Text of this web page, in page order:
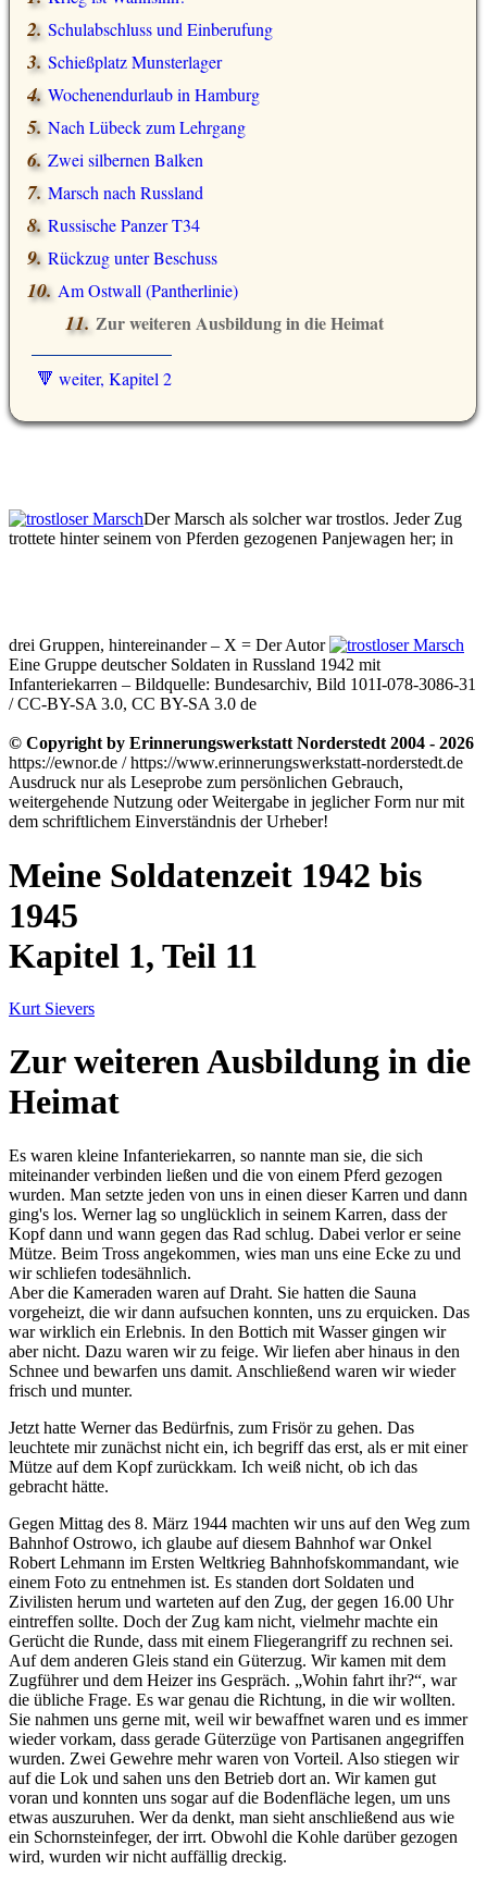
Schulabschluss und Einberufung
Schießplatz Munsterlager
Wochenendurlaub in Hamburg
Nach Lübeck zum Lehrgang
Zwei silbernen Balken
Marsch nach Russland
Russische Panzer T34
Rückzug unter Beschuss
Am Ostwall (Pantherlinie)
Zur weiteren Ausbildung in die Heimat
🔻 weiter, Kapitel 2
Der Marsch als solcher war trostlos. Jeder Zug
trottete hinter seinem von Pferden gezogenen Panjewagen her; in
drei Gruppen, hintereinander – X = Der Autor
Eine Gruppe deutscher Soldaten in Russland 1942 mit
Infanteriekarren – Bildquelle: Bundesarchiv, Bild 101I-078-3086-31
/ CC-BY-SA 3.0, CC BY-SA 3.0 de
© Copyright by Erinnerungswerkstatt Norderstedt 2004 - 2026
https://ewnor.de / https://www.erinnerungswerkstatt-norderstedt.de
Ausdruck nur als Leseprobe zum persönlichen Gebrauch,
weitergehende Nutzung oder Weitergabe in jeglicher Form nur mit
dem schriftlichem Einverständnis der Urheber!
Meine Soldatenzeit 1942 bis
1945
Kapitel 1, Teil 11
Kurt Sievers
Zur weiteren Ausbildung in die
Heimat
Es waren kleine Infanteriekarren, so nannte man sie, die sich
miteinander verbinden ließen und die von einem Pferd gezogen
wurden. Man setzte jeden von uns in einen dieser Karren und dann
ging's los. Werner lag so unglücklich in seinem Karren, dass der
Kopf dann und wann gegen das Rad schlug. Dabei verlor er seine
Mütze. Beim Tross angekommen, wies man uns eine Ecke zu und
wir schliefen todesähnlich.
Aber die Kameraden waren auf Draht. Sie hatten die Sauna
vorgeheizt, die wir dann aufsuchen konnten, uns zu erquicken. Das
war wirklich ein Erlebnis. In den Bottich mit Wasser gingen wir
aber nicht. Dazu waren wir zu feige. Wir liefen aber hinaus in den
Schnee und bewarfen uns damit. Anschließend waren wir wieder
frisch und munter.
Jetzt hatte Werner das Bedürfnis, zum Frisör zu gehen. Das
leuchtete mir zunächst nicht ein, ich begriff das erst, als er mit einer
Mütze auf dem Kopf zurückkam. Ich weiß nicht, ob ich das
gebracht hätte.
Gegen Mittag des 8. März 1944 machten wir uns auf den Weg zum
Bahnhof Ostrowo, ich glaube auf diesem Bahnhof war Onkel
Robert Lehmann im Ersten Weltkrieg Bahnhofskommandant, wie
einem Foto zu entnehmen ist. Es standen dort Soldaten und
Zivilisten herum und warteten auf den Zug, der gegen 16.00 Uhr
eintreffen sollte. Doch der Zug kam nicht, vielmehr machte ein
Gerücht die Runde, dass mit einem Fliegerangriff zu rechnen sei.
Auf dem anderen Gleis stand ein Güterzug. Wir kamen mit dem
Zugführer und dem Heizer ins Gespräch.
Wohin fahrt ihr? , war
die übliche Frage. Es war genau die Richtung, in die wir wollten.
Sie nahmen uns gerne mit, weil wir bewaffnet waren und es immer
wieder vorkam, dass gerade Güterzüge von Partisanen angegriffen
wurden. Zwei Gewehre mehr waren von Vorteil. Also stiegen wir
auf die Lok und sahen uns den Betrieb dort an. Wir kamen gut
voran und konnten uns sogar auf die Bodenfläche legen, um uns
etwas auszuruhen. Wer da denkt, man sieht anschließend aus wie
ein Schornsteinfeger, der irrt. Obwohl die Kohle darüber gezogen
wird, wurden wir nicht auffällig dreckig.